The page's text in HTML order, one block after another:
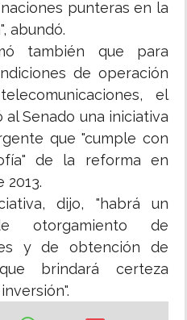
punteras en la
abundó.
también que para
de operación
el
Senado una iniciativa
que "cumple con
de la reforma en
dijo, "habrá un
otorgamiento de
y de obtención de
brindará certeza